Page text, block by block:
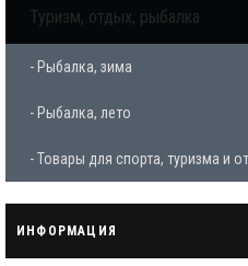
Туризм, отдых, рыбалка
- Рыбалка, зима
- Рыбалка, лето
- Товары для спорта, туризма и
ИНФОРМАЦИЯ